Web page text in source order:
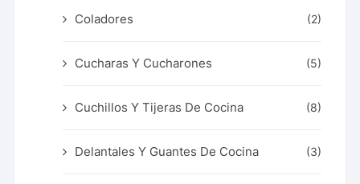
Coladores (2)
Cucharas Y Cucharones (5)
Cuchillos Y Tijeras De Cocina (8)
Delantales Y Guantes De Cocina (3)